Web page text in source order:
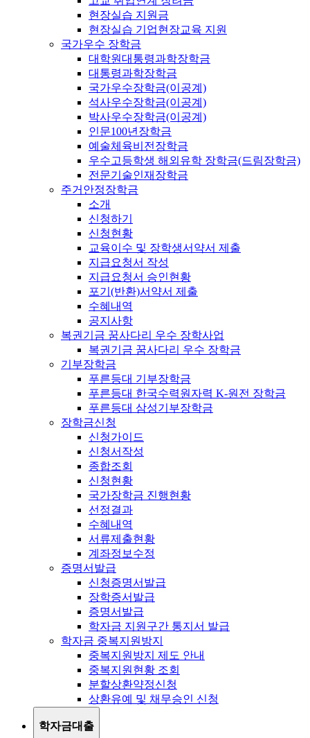
현장실습 지원금
현장실습 기업현장교육 지원
국가우수 장학금
대학원대통령과학장학금
대통령과학장학금
국가우수장학금(이공계)
석사우수장학금(이공계)
박사우수장학금(이공계)
인문100년장학금
예술체육비전장학금
우수고등학생 해외유학 장학금(드림장학금)
전문기술인재장학금
주거안정장학금
소개
신청하기
신청현황
교육이수 및 장학생서약서 제출
지급요청서 작성
지급요청서 승인현황
포기(반환)서약서 제출
수혜내역
공지사항
복권기금 꿈사다리 우수 장학사업
복권기금 꿈사다리 우수 장학금
기부장학금
푸른등대 기부장학금
푸른등대 한국수력원자력 K-원전 장학금
푸른등대 삼성기부장학금
장학금신청
신청가이드
신청서작성
종합조회
신청현황
국가장학금 진행현황
선정결과
수혜내역
서류제출현황
계좌정보수정
증명서발급
신청증명서발급
장학증서발급
증명서발급
학자금 지원구간 통지서 발급
학자금 중복지원방지
중복지원방지 제도 안내
중복지원현황 조회
분할상환약정신청
상환유예 및 채무승인 신청
학자금대출